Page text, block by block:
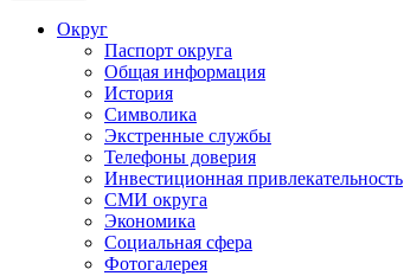
Округ
Паспорт округа
Общая информация
История
Символика
Экстренные службы
Телефоны доверия
Инвестиционная привлекательность
СМИ округа
Экономика
Социальная сфера
Фотогалерея